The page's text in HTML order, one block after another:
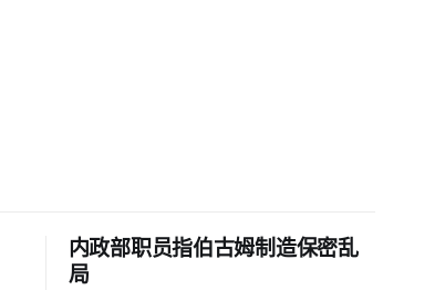
内政部职员指伯古姆制造保密乱
局